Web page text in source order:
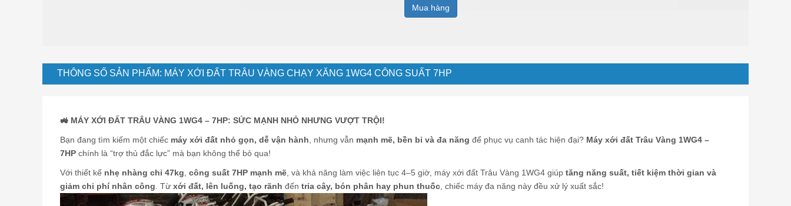
Mua hàng
THÔNG SỐ SẢN PHẨM: MÁY XỚI ĐẤT TRÂU VÀNG CHẠY XĂNG 1WG4 CÔNG SUẤT 7HP
🚜 MÁY XỚI ĐẤT TRÂU VÀNG 1WG4 – 7HP: SỨC MẠNH NHỎ NHƯNG VƯỢT TRỘI!
Bạn đang tìm kiếm một chiếc máy xới đất nhỏ gọn, dễ vận hành , nhưng vẫn mạnh mẽ, bền bỉ và đa năng để phục vụ canh tác hiện đại? Máy xới đất Trâu Vàng 1WG4 –
7HP chính là “trợ thủ đắc lực” mà bạn không thể bỏ qua!
Với thiết kế nhẹ nhàng chỉ 47kg công suất 7HP mạnh mẽ , và khả năng làm việc liên tục 4–5 giờ, máy xới đất Trâu Vàng 1WG4 giúp tăng năng suất, tiết kiệm thời gian và
giảm chi phí nhân công . Từ xới đất, lên luống, tạo rãnh đến trỉa cây, bón phân hay phun thuốc , chiếc máy đa năng này đều xử lý xuất sắc!